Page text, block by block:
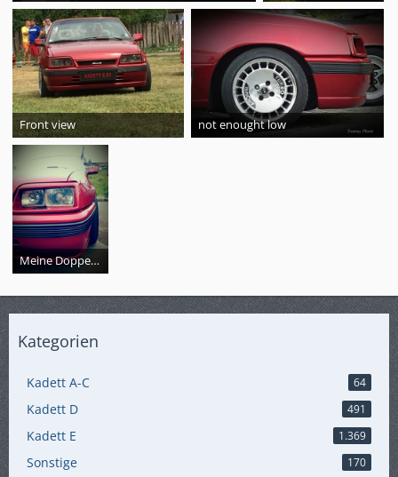
Front view not enought low
Meine Doppelscheinwerfer
Kategorien
Kadett A-C 64
Kadett D 491
Kadett E 1.369
Sonstige 170